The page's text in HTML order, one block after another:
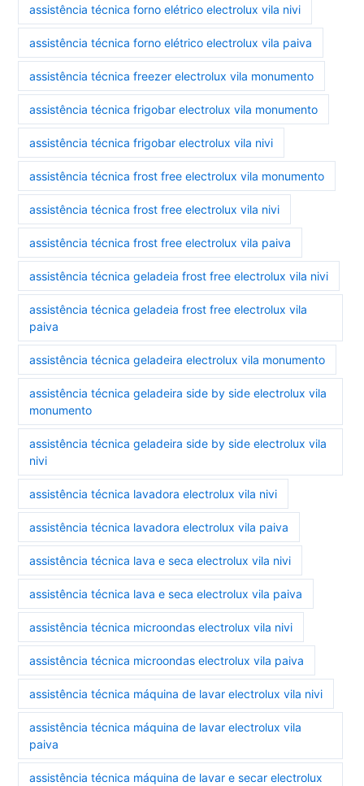
assistência técnica forno elétrico electrolux vila nivi
assistência técnica forno elétrico electrolux vila paiva
assistência técnica freezer electrolux vila monumento
assistência técnica frigobar electrolux vila monumento
assistência técnica frigobar electrolux vila nivi
assistência técnica frost free electrolux vila monumento
assistência técnica frost free electrolux vila nivi
assistência técnica frost free electrolux vila paiva
assistência técnica geladeia frost free electrolux vila nivi
assistência técnica geladeia frost free electrolux vila
paiva
assistência técnica geladeira electrolux vila monumento
assistência técnica geladeira side by side electrolux vila
monumento
assistência técnica geladeira side by side electrolux vila
nivi
assistência técnica lavadora electrolux vila nivi
assistência técnica lavadora electrolux vila paiva
assistência técnica lava e seca electrolux vila nivi
assistência técnica lava e seca electrolux vila paiva
assistência técnica microondas electrolux vila nivi
assistência técnica microondas electrolux vila paiva
assistência técnica máquina de lavar electrolux vila nivi
assistência técnica máquina de lavar electrolux vila
paiva
assistência técnica máquina de lavar e secar electrolux